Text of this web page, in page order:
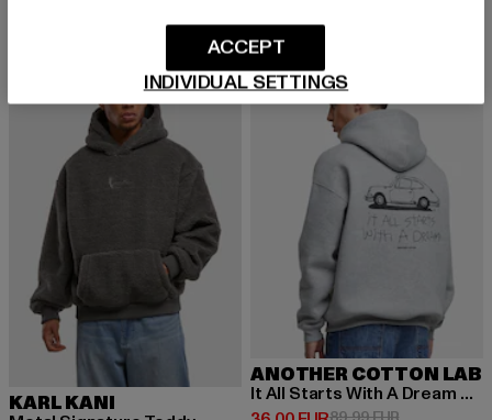
KARL KANI
-60%
ANOTHER COTTON LAB
It All Starts With A Dream Oversize
INDIVIDUAL SETTINGS
ACCEPT